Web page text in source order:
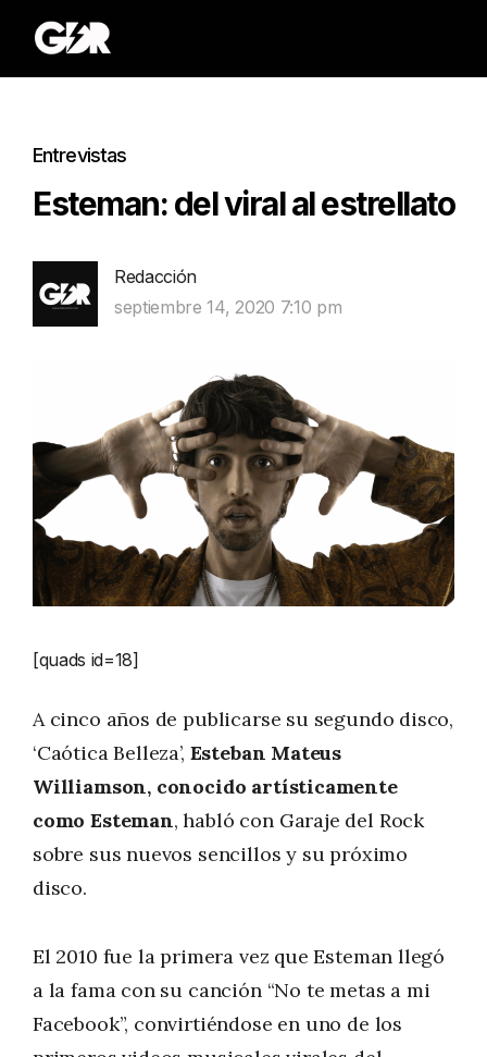
Entrevistas
Esteman: del viral al estrellato
Redacción
septiembre 14, 2020 7:10 pm
[quads id=18]
A cinco años de publicarse su segundo disco,
‘Caótica Belleza’, Esteban Mateus
Williamson, conocido artísticamente
como Esteman, habló con Garaje del Rock
sobre sus nuevos sencillos y su próximo
disco.
El 2010 fue la primera vez que Esteman llegó
a la fama con su canción “No te metas a mi
Facebook”, convirtiéndose en uno de los